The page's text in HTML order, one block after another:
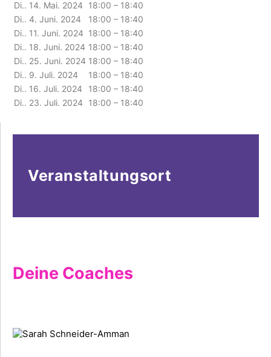
Di.. 14. Mai. 2024
18:00 – 18:40
Di.. 4. Juni. 2024
18:00 – 18:40
Di.. 11. Juni. 2024 18:00 – 18:40
Di.. 18. Juni. 2024 18:00 – 18:40
Di.. 25. Juni. 2024 18:00 – 18:40
Di.. 9. Juli. 2024
18:00 – 18:40
Di.. 16. Juli. 2024
18:00 – 18:40
Di.. 23. Juli. 2024
18:00 – 18:40
Veranstaltungsort
Deine Coaches